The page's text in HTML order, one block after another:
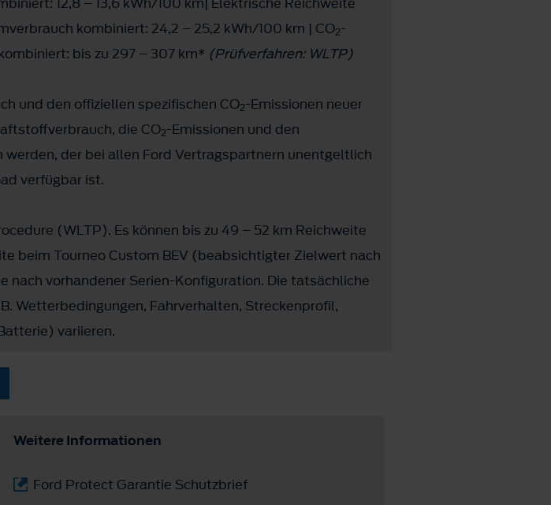
kombiniert: 24,2 – 25,2 kWh/100 km | CO2-
bis zu 297 – 307 km* (Prüfverfahren: WLTP)
und den offiziellen spezifischen CO2-Emissionen neuer
die CO2-Emissionen und den
der bei allen Ford Vertragspartnern unentgeltlich
verfügbar ist.
(WLTP). Es können bis zu 49 – 52 km Reichweite
beim Tourneo Custom BEV (beabsichtigter Zielwert nach
vorhandener Serien-Konfiguration. Die tatsächliche
Wetterbedingungen, Fahrverhalten, Streckenprofil,
variieren.
Weitere Informationen
Ford Protect Garantie Schutzbrief